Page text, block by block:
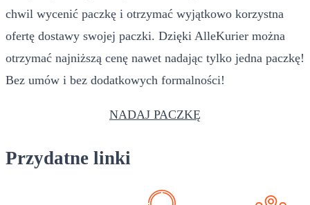
chwil wycenić paczkę i otrzymać wyjątkowo korzystna
ofertę dostawy swojej paczki. Dzięki AlleKurier można
otrzymać najniższą cenę nawet nadając tylko jedna paczkę!
Bez umów i bez dodatkowych formalności!
NADAJ PACZKĘ
Przydatne linki